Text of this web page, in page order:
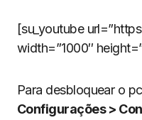
[su_youtube
width=”1000″
Para desbloquear o
Configurações >